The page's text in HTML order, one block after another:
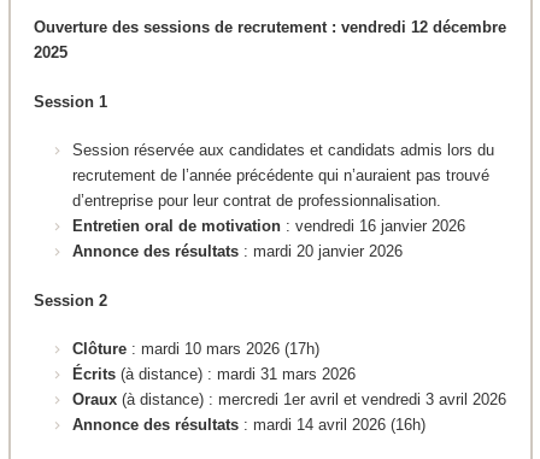
Ouverture des sessions de recrutement : vendredi 12 décembre
2025
Session 1
Session réservée aux candidates et candidats admis lors du
recrutement de l’année précédente qui n’auraient pas trouvé
d’entreprise pour leur contrat de professionnalisation.
Entretien oral de motivation : vendredi 16 janvier 2026
Annonce des résultats : mardi 20 janvier 2026
Session 2
Clôture : mardi 10 mars 2026 (17h)
Écrits (à distance) : mardi 31 mars 2026
Oraux (à distance) : mercredi 1er avril et vendredi 3 avril 2026
Annonce des résultats : mardi 14 avril 2026 (16h)